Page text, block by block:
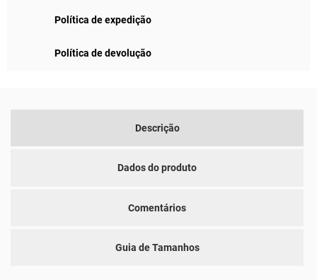
Política de expedição
Política de devolução
Descrição
Dados do produto
Comentários
Guia de Tamanhos